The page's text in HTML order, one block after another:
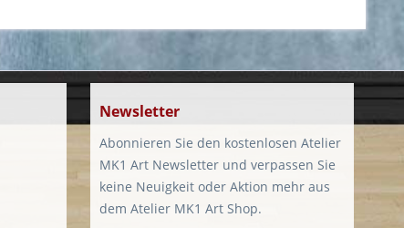
Newsletter
Abonnieren Sie den kostenlosen Atelier
MK1 Art Newsletter und verpassen Sie
keine Neuigkeit oder Aktion mehr aus
dem Atelier MK1 Art Shop.